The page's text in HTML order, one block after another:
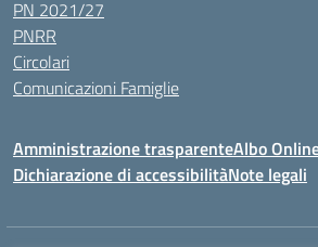
PN 2021/27
PNRR
Circolari
Comunicazioni Famiglie
Amministrazione trasparenteAlbo
Dichiarazione di accessibilitàNote legali